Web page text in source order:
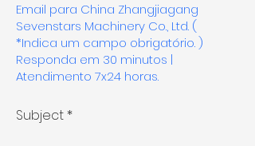
Email para China Zhangjiagang
Sevenstars Machinery Co., Ltd. (
*Indica um campo obrigatório. )
Responda em 30 minutos |
Atendimento 7x24 horas.
Subject